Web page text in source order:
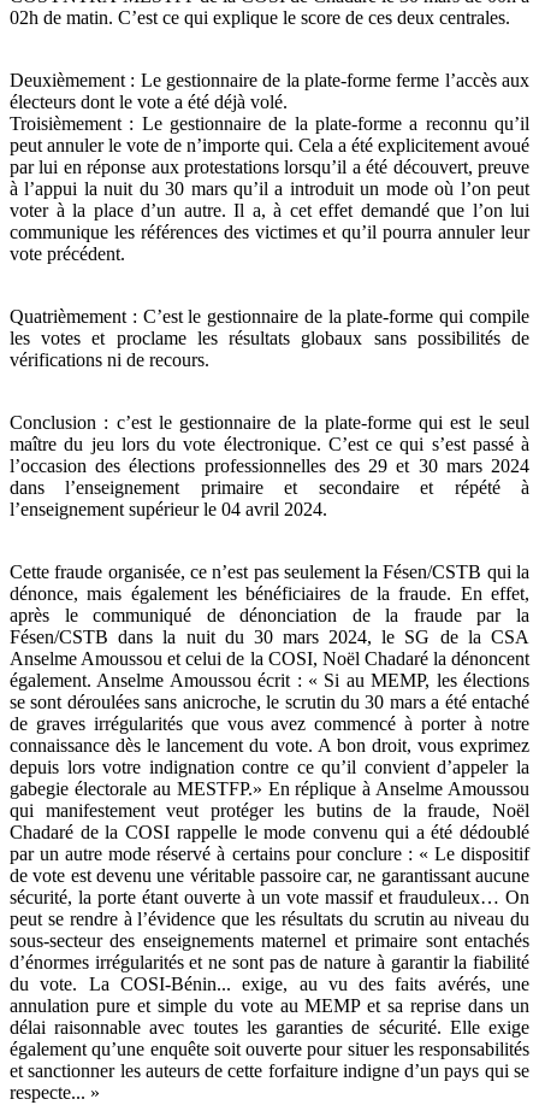
02h de matin. C’est ce qui explique le score de ces deux centrales.
Deuxièmement : Le gestionnaire de la plate-forme ferme l’accès aux
électeurs dont le vote a été déjà volé.
Troisièmement : Le gestionnaire de la plate-forme a reconnu qu’il
peut annuler le vote de n’importe qui. Cela a été explicitement avoué
par lui en réponse aux protestations lorsqu’il a été découvert, preuve
à l’appui la nuit du 30 mars qu’il a introduit un mode où l’on peut
voter à la place d’un autre. Il a, à cet effet demandé que l’on lui
communique les références des victimes et qu’il pourra annuler leur
vote précédent.
Quatrièmement : C’est le gestionnaire de la plate-forme qui compile
les votes et proclame les résultats globaux sans possibilités de
vérifications ni de recours.
Conclusion : c’est le gestionnaire de la plate-forme qui est le seul
maître du jeu lors du vote électronique. C’est ce qui s’est passé à
l’occasion des élections professionnelles des 29 et 30 mars 2024
dans l’enseignement primaire et secondaire et répété à
l’enseignement supérieur le 04 avril 2024.
Cette fraude organisée, ce n’est pas seulement la Fésen/CSTB qui la
dénonce, mais également les bénéficiaires de la fraude. En effet,
après le communiqué de dénonciation de la fraude par la
Fésen/CSTB dans la nuit du 30 mars 2024, le SG de la CSA
Anselme Amoussou et celui de la COSI, Noël Chadaré la dénoncent
également. Anselme Amoussou écrit : « Si au MEMP, les élections
se sont déroulées sans anicroche, le scrutin du 30 mars a été entaché
de graves irrégularités que vous avez commencé à porter à notre
connaissance dès le lancement du vote. A bon droit, vous exprimez
depuis lors votre indignation contre ce qu’il convient d’appeler la
gabegie électorale au MESTFP.» En réplique à Anselme Amoussou
qui manifestement veut protéger les butins de la fraude, Noël
Chadaré de la COSI rappelle le mode convenu qui a été dédoublé
par un autre mode réservé à certains pour conclure : « Le dispositif
de vote est devenu une véritable passoire car, ne garantissant aucune
sécurité, la porte étant ouverte à un vote massif et frauduleux… On
peut se rendre à l’évidence que les résultats du scrutin au niveau du
sous-secteur des enseignements maternel et primaire sont entachés
d’énormes irrégularités et ne sont pas de nature à garantir la fiabilité
du vote. La COSI-Bénin... exige, au vu des faits avérés, une
annulation pure et simple du vote au MEMP et sa reprise dans un
délai raisonnable avec toutes les garanties de sécurité. Elle exige
également qu’une enquête soit ouverte pour situer les responsabilités
et sanctionner les auteurs de cette forfaiture indigne d’un pays qui se
respecte... »